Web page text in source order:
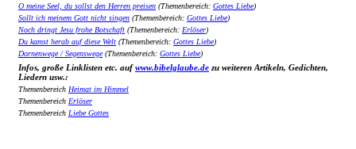
O meine Seel, du sollst den Herren preisen (Themenbereich: Gottes Liebe)
Sollt ich meinem Gott nicht singen (Themenbereich: Gottes Liebe)
Noch dringt Jesu frohe Botschaft (Themenbereich: Erlöser)
Du kamst herab auf diese Welt (Themenbereich: Gottes Liebe)
Dornenwege / Segenswege(Themenbereich: Gottes Liebe)
Infos, große Linklisten etc. aufwww.bibelglaube.de zu weiteren Artikeln, Gedichten,
Liedern usw.:
Themenbereich Heimat im Himmel
Themenbereich Erlöser
Themenbereich Liebe Gottes